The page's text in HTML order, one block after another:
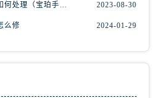
安徽省宿州市埇桥区人民中路宝玑售后服务中心（需提前预约）
宝珀手表走快具体该如何处理（宝珀手表走快什么原因） 2023-08-30
么修 2024-01-29